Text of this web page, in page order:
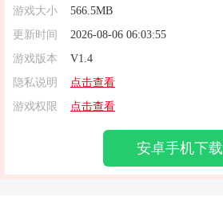
游戏大小
566.5MB
更新时间
2026-08-06 06:03:55
游戏版本
V1.4
隐私说明
点击查看
游戏权限
点击查看
安卓手机下载